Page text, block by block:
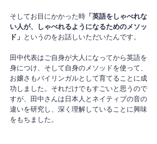
そしてお目にかかった時 「英語をしゃべれな
い人が、しゃべれるようになるためのメソッ
ド」 というのをお話しいただいたんです。
田中代表はご自身が大人になってから英語を
身につけ、そして自身のメソッドを使って、
お嬢さもバイリンガルとして育てることに成
功しました。それだけでもすごいと思うので
すが、田中さんは日本人とネイティブの音の
違いを研究し、深く理解していることに興味
をもちました。